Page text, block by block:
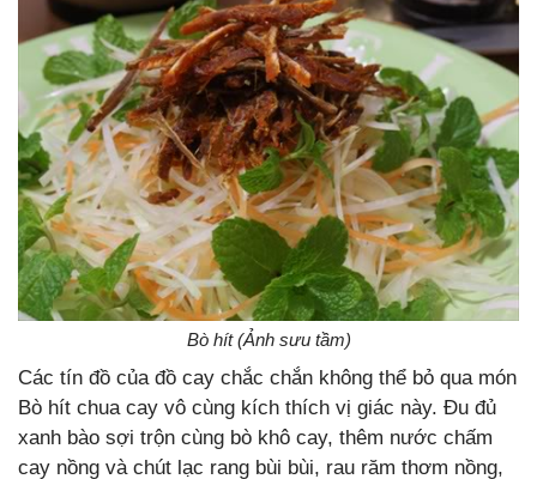
Bò hít (Ảnh sưu tầm)
Các tín đồ của đồ cay chắc chắn không thể bỏ qua món
Bò hít chua cay vô cùng kích thích vị giác này. Đu đủ
xanh bào sợi trộn cùng bò khô cay, thêm nước chấm
cay nồng và chút lạc rang bùi bùi, rau răm thơm nồng,